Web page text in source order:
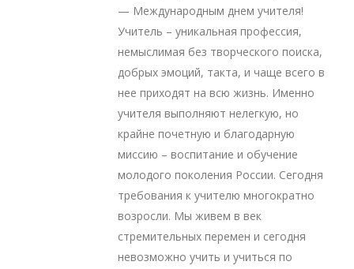
— Международным днем учителя!
Учитель – уникальная профессия,
немыслимая без творческого поиска,
добрых эмоций, такта, и чаще всего в
нее приходят на всю жизнь. Именно
учителя выполняют нелегкую, но
крайне почетную и благодарную
миссию – воспитание и обучение
молодого поколения России. Сегодня
требования к учителю многократно
возросли. Мы живем в век
стремительных перемен и сегодня
невозможно учить и учиться по